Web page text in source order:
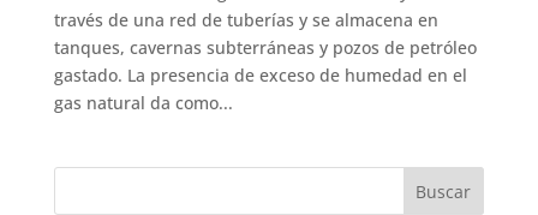
través de una red de tuberías y se almacena en
tanques, cavernas subterráneas y pozos de petróleo
gastado. La presencia de exceso de humedad en el
gas natural da como...